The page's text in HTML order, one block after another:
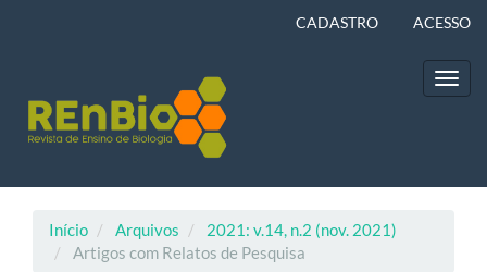
Barra
Lateral
CADASTRO ACESSO
Início Arquivos
2021: v.14, n.2 (nov. 2021)
Artigos com Relatos de Pesquisa